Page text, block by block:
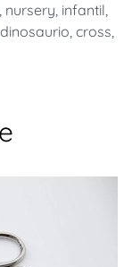
, nursery, infantil,
dinosaurio, cross,